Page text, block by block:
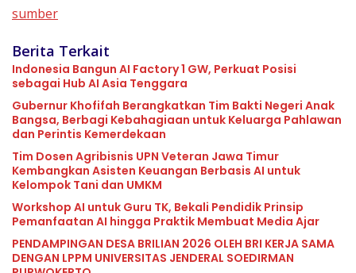
sumber
Berita Terkait
Indonesia Bangun AI Factory 1 GW, Perkuat Posisi
sebagai Hub AI Asia Tenggara
Gubernur Khofifah Berangkatkan Tim Bakti Negeri Anak
Bangsa, Berbagi Kebahagiaan untuk Keluarga Pahlawan
dan Perintis Kemerdekaan
Tim Dosen Agribisnis UPN Veteran Jawa Timur
Kembangkan Asisten Keuangan Berbasis AI untuk
Kelompok Tani dan UMKM
Workshop AI untuk Guru TK, Bekali Pendidik Prinsip
Pemanfaatan AI hingga Praktik Membuat Media Ajar
PENDAMPINGAN DESA BRILIAN 2026 OLEH BRI KERJA SAMA
DENGAN LPPM UNIVERSITAS JENDERAL SOEDIRMAN